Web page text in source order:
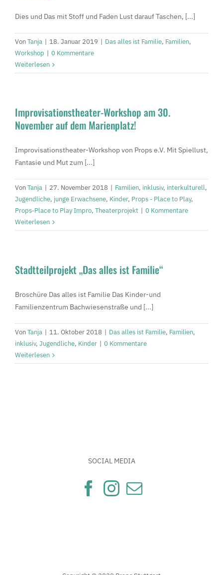
Dies und Das mit Stoff und Faden Lust darauf Taschen, [...]
VonTanja | 18. Januar 2019 | Das alles ist Familie, Familien,
Workshop | 0 Kommentare
Weiterlesen
Improvisationstheater-Workshop am 30.
November auf dem Marienplatz!
Improvisationstheater-Workshop von Props e.V. Mit Spiellust,
Fantasie und Mut zum [...]
VonTanja | 27. November 2018 | Familien, inklusiv, interkulturell,
Jugendliche, junge Erwachsene, Kinder, Props - Place to Play,
Props-Place to Play Impro, Theaterprojekt | 0 Kommentare
Weiterlesen
Stadtteilprojekt „Das alles ist Familie“
Broschüre Das alles ist Familie Das Kinder-und
Familienzentrum Bachwiesenstraße und [...]
VonTanja | 11. Oktober 2018 | Das alles ist Familie, Familien,
inklusiv, Jugendliche, Kinder | 0 Kommentare
Weiterlesen
SOCIAL MEDIA